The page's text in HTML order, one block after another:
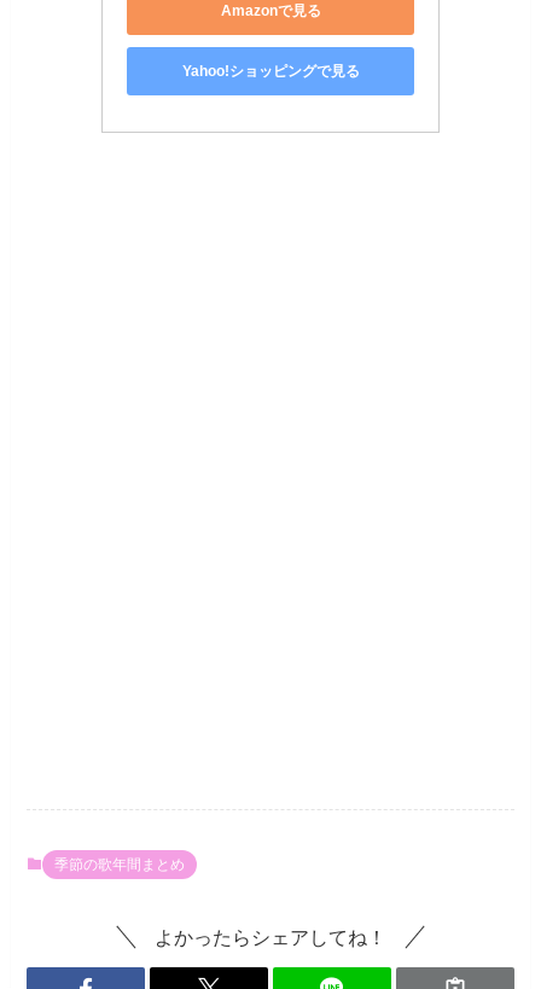
Amazonで見る
Yahoo!ショッピングで見る
季節の歌年間まとめ
よかったらシェアしてね！